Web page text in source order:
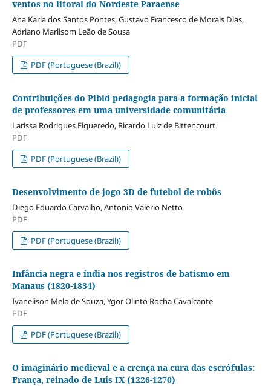
ventos no litoral do Nordeste Paraense
Ana Karla dos Santos Pontes, Gustavo Francesco de Morais Dias,
Adriano Marlisom Leão de Sousa
PDF
PDF (Portuguese (Brazil))
Contribuições do Pibid pedagogia para a formação inicial
de professores em uma universidade comunitária
Larissa Rodrigues Figueredo, Ricardo Luiz de Bittencourt
PDF
PDF (Portuguese (Brazil))
Desenvolvimento de jogo 3D de futebol de robôs
Diego Eduardo Carvalho, Antonio Valerio Netto
PDF
PDF (Portuguese (Brazil))
Infância negra e índia nos registros de batismo em
Manaus (1820-1834)
Ivanelison Melo de Souza, Ygor Olinto Rocha Cavalcante
PDF
PDF (Portuguese (Brazil))
O imaginário medieval e a crença na cura das escrófulas:
França, reinado de Luís IX (1226-1270)